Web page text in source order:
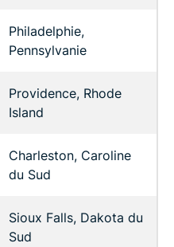
Philadelphie,
Pennsylvanie
Providence, Rhode
Island
Charleston, Caroline
du Sud
Sioux Falls, Dakota du
Sud